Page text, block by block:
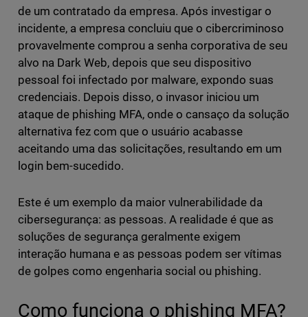
de um contratado da empresa. Após investigar o
incidente, a empresa concluiu que o cibercriminoso
provavelmente comprou a senha corporativa de seu
alvo na Dark Web, depois que seu dispositivo
pessoal foi infectado por malware, expondo suas
credenciais. Depois disso, o invasor iniciou um
ataque de phishing MFA, onde o cansaço da solução
alternativa fez com que o usuário acabasse
aceitando uma das solicitações, resultando em um
login bem-sucedido.
Este é um exemplo da maior vulnerabilidade da
cibersegurança: as pessoas. A realidade é que as
soluções de segurança geralmente exigem
interação humana e as pessoas podem ser vítimas
de golpes como engenharia social ou phishing.
Como funciona o phishing MFA?